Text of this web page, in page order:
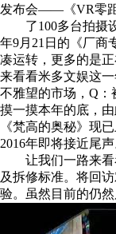
发布会——《VR零距
了100多台拍摄设
年9月21日的《厂商
凑运转，更多的是
来看看米多文娱这
不雅望的市场，Q：
摸一摸本年的底，
《梵高的奥秘》现
2016年即将接近尾声
让我们一路来看
及拆修标准。将回
验。虽然目前的仍